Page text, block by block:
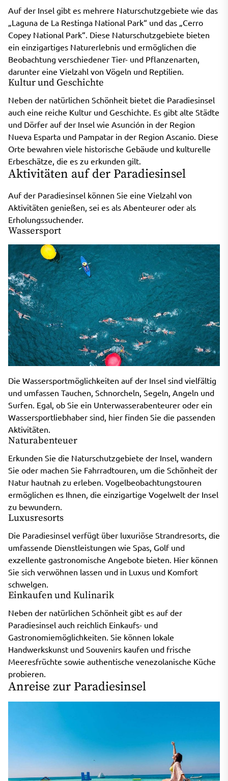
Auf der Insel gibt es mehrere Naturschutzgebiete wie das
„Laguna de La Restinga National Park“ und das „Cerro
Copey National Park“. Diese Naturschutzgebiete bieten
ein einzigartiges Naturerlebnis und ermöglichen die
Beobachtung verschiedener Tier- und Pflanzenarten,
darunter eine Vielzahl von Vögeln und Reptilien.
Kultur und Geschichte
Neben der natürlichen Schönheit bietet die Paradiesinsel
auch eine reiche Kultur und Geschichte. Es gibt alte Städte
und Dörfer auf der Insel wie Asunción in der Region
Nueva Esparta und Pampatar in der Region Ascanio. Diese
Orte bewahren viele historische Gebäude und kulturelle
Erbeschätze, die es zu erkunden gilt.
Aktivitäten auf der Paradiesinsel
Auf der Paradiesinsel können Sie eine Vielzahl von
Aktivitäten genießen, sei es als Abenteurer oder als
Erholungssuchender.
Wassersport
Die Wassersportmöglichkeiten auf der Insel sind vielfältig
und umfassen Tauchen, Schnorcheln, Segeln, Angeln und
Surfen. Egal, ob Sie ein Unterwasserabenteurer oder ein
Wassersportliebhaber sind, hier finden Sie die passenden
Aktivitäten.
Naturabenteuer
Erkunden Sie die Naturschutzgebiete der Insel, wandern
Sie oder machen Sie Fahrradtouren, um die Schönheit der
Natur hautnah zu erleben. Vogelbeobachtungstouren
ermöglichen es Ihnen, die einzigartige Vogelwelt der Insel
zu bewundern.
Luxusresorts
Die Paradiesinsel verfügt über luxuriöse Strandresorts, die
umfassende Dienstleistungen wie Spas, Golf und
exzellente gastronomische Angebote bieten. Hier können
Sie sich verwöhnen lassen und in Luxus und Komfort
schwelgen.
Einkaufen und Kulinarik
Neben der natürlichen Schönheit gibt es auf der
Paradiesinsel auch reichlich Einkaufs- und
Gastronomiemöglichkeiten. Sie können lokale
Handwerkskunst und Souvenirs kaufen und frische
Meeresfrüchte sowie authentische venezolanische Küche
probieren.
Anreise zur Paradiesinsel